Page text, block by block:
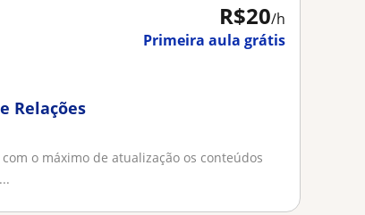
R$20/h
Primeira aula grátis
Relações
o máximo de atualização os conteúdos